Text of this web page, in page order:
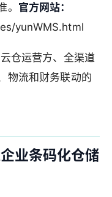
官方网站：
yunWMS.html
仓运营方、全渠道
物流和财务联动的
业条码化仓储